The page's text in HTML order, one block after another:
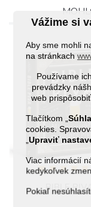
Vážime si
Aby sme mohli
na stránkach
Používame
prevádzky
web
Tlačítkom „
cookies.
„Upraviť
Viac informácií
kedykoľvek
PokiaľBIBLE